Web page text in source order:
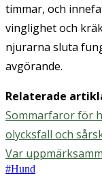
timmar, och
vinglighet och
njurarna sluta
avgörande.
Relaterade
Sommarfaror för
olycksfall och
Var
#Hund